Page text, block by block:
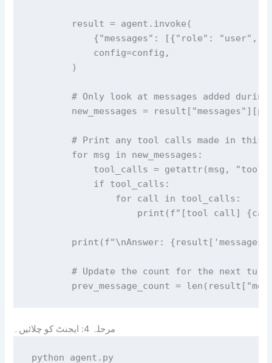
        result = agent.invoke(
{"messages": [{"role": "user",
            config=config,
        )
# Only look at messages added
new_messages =
# Print any tool calls made in this
        for msg in new_messages:
tool_calls = getattr(msg,
            if tool_calls:
                for call in tool_calls:
print(f"[tool call]
print(f"\nAnswer:
# Update the count for the next
مرحلہ 4: ایجنٹ کو چلائیں۔
python agent.py